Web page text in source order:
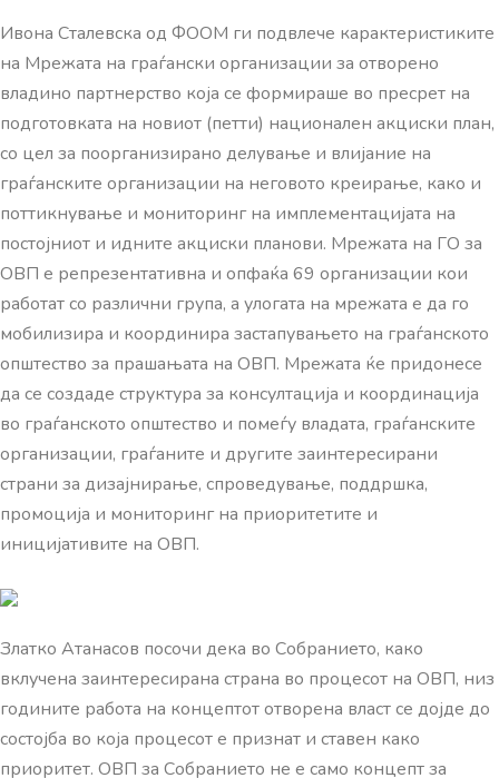
Ивона Сталевска од ФООМ ги подвлече карактеристиките
на Мрежата на граѓански организации за отворено
владино партнерство која се формираше во пресрет на
подготовката на новиот (петти) национален акциски план,
со цел за поорганизирано делување и влијание на
граѓанските организации на неговото креирање, како и
поттикнување и мониторинг на имплементацијата на
постојниот и идните акциски планови. Мрежата на ГО за
ОВП е репрезентативна и опфаќа 69 организации кои
работат со различни група, а улогата на мрежата е да го
мобилизира и координира застапувањето на граѓанското
општество за прашањата на ОВП. Мрежата ќе придонесе
да се создаде структура за консултација и координација
во граѓанското општество и помеѓу владата, граѓанските
организации, граѓаните и другите заинтересирани
страни за дизајнирање, спроведување, поддршка,
промоција и мониторинг на приоритетите и
иницијативите на ОВП.
Златко Атанасов посочи дека во Собранието, како
вклучена заинтересирана страна во процесот на ОВП, низ
годините работа на концептот отворена власт се дојде до
состојба во која процесот е признат и ставен како
приоритет. ОВП за Собранието не е само концепт за